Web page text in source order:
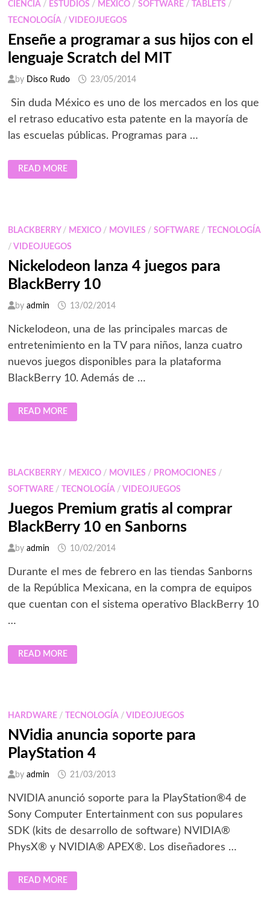
CREAR
SIGUIENTE
GENERACIÓN
ENTRETENIMIENTO
CIENCIA/ ESTUDIOS / MEXICO/ SOFTWARE/ TABLETS /
TECNOLOGÍA/ VIDEOJUEGOS
Enseñe a programar a sus hijos con el
lenguaje Scratch del MIT
by Disco Rudo 23/05/2014
Sin duda México es uno de los mercados en los que
el retraso educativo esta patente en la mayoría de
las escuelas públicas. Programas para …
ENSEÑE
A
PROGRAMAR
LENGUAJE
DEL
READ MORE
BLACKBERRY/ MEXICO/ MOVILES / SOFTWARE/
TECNOLOGÍA
/ VIDEOJUEGOS
Nickelodeon lanza 4 juegos para
BlackBerry 10
by admin 13/02/2014
Nickelodeon, una de las principales marcas de
entretenimiento en la TV para niños, lanza cuatro
nuevos juegos disponibles para la plataforma
BlackBerry 10. Además de …
NICKELODEON
LANZA
4
READ MORE
BLACKBERRY/ MEXICO/ MOVILES / PROMOCIONES /
SOFTWARE/ TECNOLOGÍA/ VIDEOJUEGOS
Juegos Premium gratis al comprar
BlackBerry 10 en Sanborns
by admin 10/02/2014
Durante el mes de febrero en las tiendas Sanborns
de la República Mexicana, en la compra de equipos
que cuentan con el sistema operativo BlackBerry 10
…
JUEGOS
PREMIUM
GRATIS
SANBORNS
READ MORE
HARDWARE/ TECNOLOGÍA/ VIDEOJUEGOS
NVidia anuncia soporte para
PlayStation 4
by admin 21/03/2013
NVIDIA anunció soporte para la PlayStation®4 de
Sony Computer Entertainment con sus populares
SDK (kits de desarrollo de software) NVIDIA®
PhysX® y NVIDIA® APEX®. Los diseñadores …
NVIDIA
ANUNCIA
SOPORTE
READ MORE